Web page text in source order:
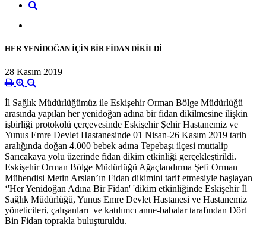
HER YENİDOĞAN İÇİN BİR FİDAN DİKİLDİ
28 Kasım 2019
İl Sağlık Müdürlüğümüz ile Eskişehir Orman Bölge Müdürlüğü
arasında yapılan her yenidoğan adına bir fidan dikilmesine ilişkin
işbirliği protokolü çerçevesinde Eskişehir Şehir Hastanemiz ve
Yunus Emre Devlet Hastanesinde 01 Nisan-26 Kasım 2019 tarih
aralığında doğan 4.000 bebek adına Tepebaşı ilçesi muttalip
Sarıcakaya yolu üzerinde fidan dikim etkinliği gerçekleştirildi.
Eskişehir Orman Bölge Müdürlüğü Ağaçlandırma Şefi Orman
Mühendisi Metin Arslan’ın Fidan dikimini tarif etmesiyle başlayan
‘'Her Yenidoğan Adına Bir Fidan' 'dikim etkinliğinde Eskişehir İl
Sağlık Müdürlüğü, Yunus Emre Devlet Hastanesi ve Hastanemiz
yöneticileri, çalışanları ve katılımcı anne-babalar tarafından Dört
Bin Fidan toprakla buluşturuldu.